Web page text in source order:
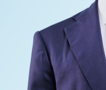
ウェルス・マネジメント
資源・エネルギー
紛争解決
ブランド・アパレル
鉄鋼・金属
電子部品・電子機器
消費財・小売
商社